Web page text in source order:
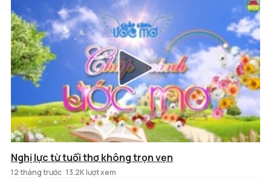
Nghị lực từ tuổi thơ không trọn vẹn
12 tháng trước 13.2K lượt xem